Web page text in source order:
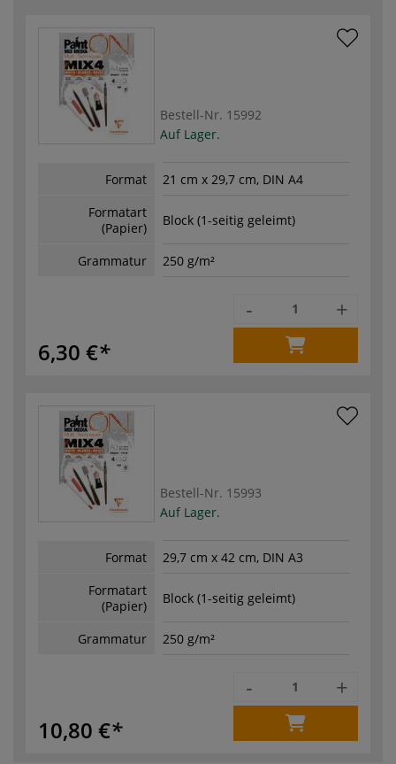
Bestell-Nr. 15992
Auf Lager.
Format
21 cm x 29,7 cm, DIN A4
Formatart
(Papier)
Block (1-seitig geleimt)
Grammatur 250 g/m²
6,30 €
- +
Bestell-Nr. 15993
Auf Lager.
Format
29,7 cm x 42 cm, DIN A3
Formatart
(Papier)
Block (1-seitig geleimt)
Grammatur 250 g/m²
10,80 €
- +